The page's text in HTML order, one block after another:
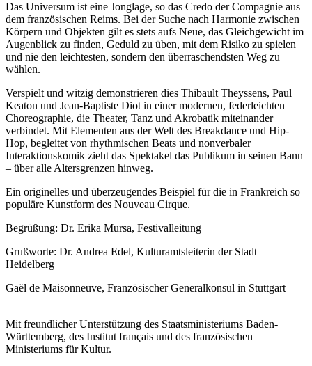
Das Universum ist eine Jonglage, so das Credo der Compagnie aus
dem französischen Reims. Bei der Suche nach Harmonie zwischen
Körpern und Objekten gilt es stets aufs Neue, das Gleichgewicht im
Augenblick zu finden, Geduld zu üben, mit dem Risiko zu spielen
und nie den leichtesten, sondern den überraschendsten Weg zu
wählen.
Verspielt und witzig demonstrieren dies Thibault Theyssens, Paul
Keaton und Jean-Baptiste Diot in einer modernen, federleichten
Choreographie, die Theater, Tanz und Akrobatik miteinander
verbindet. Mit Elementen aus der Welt des Breakdance und Hip-
Hop, begleitet von rhythmischen Beats und nonverbaler
Interaktionskomik zieht das Spektakel das Publikum in seinen Bann
– über alle Altersgrenzen hinweg.
Ein originelles und überzeugendes Beispiel für die in Frankreich so
populäre Kunstform des Nouveau Cirque.
Begrüßung: Dr. Erika Mursa, Festivalleitung
Grußworte: Dr. Andrea Edel, Kulturamtsleiterin der Stadt
Heidelberg
Gaël de Maisonneuve, Französischer Generalkonsul in Stuttgart
Mit freundlicher Unterstützung des Staatsministeriums Baden-
Württemberg, des Institut français und des französischen
Ministeriums für Kultur.